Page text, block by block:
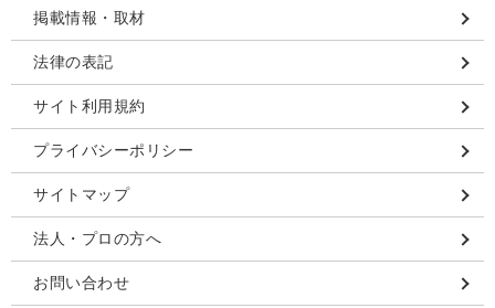
掲載情報・取材
法律の表記
サイト利用規約
プライバシーポリシー
サイトマップ
法人・プロの方へ
お問い合わせ